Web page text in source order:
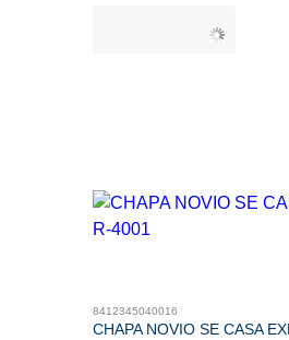
8412345040016
CHAPA NOVIO SE CASA